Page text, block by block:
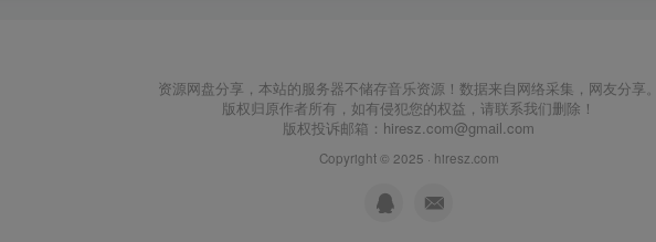
资源网盘分享，本站的服务器不储存音乐资源！数据来自网络采集，网友分享
版权归原作者所有，如有侵犯您的权益，请联系我们删除！
版权投诉邮箱： hiresz.com@gmail.com
Copyright © 2025 · hiresz.com